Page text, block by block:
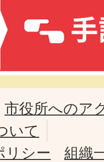
市役所へのア
いて
リシー
組織